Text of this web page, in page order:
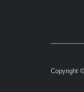
Copyright